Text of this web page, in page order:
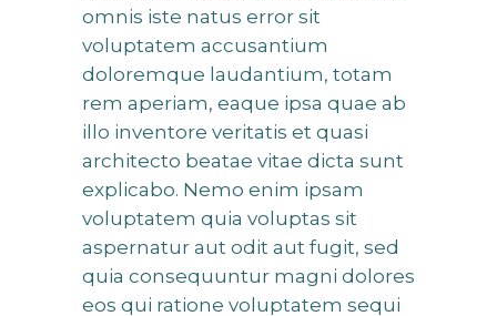
omnis iste natus error sit
voluptatem accusantium
doloremque laudantium, totam
rem aperiam, eaque ipsa quae ab
illo inventore veritatis et quasi
architecto beatae vitae dicta sunt
explicabo. Nemo enim ipsam
voluptatem quia voluptas sit
aspernatur aut odit aut fugit, sed
quia consequuntur magni dolores
eos qui ratione voluptatem sequi